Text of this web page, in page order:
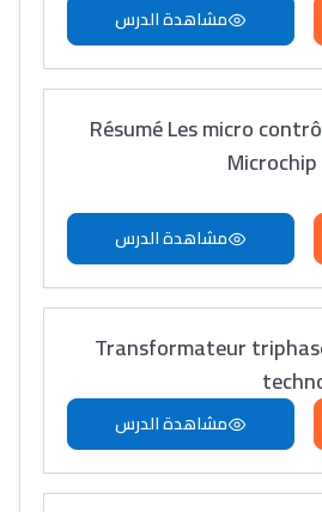
مشاهدة الدرس
Résumé Les micro
مشاهدة الدرس
Transformateur
مشاهدة الدرس